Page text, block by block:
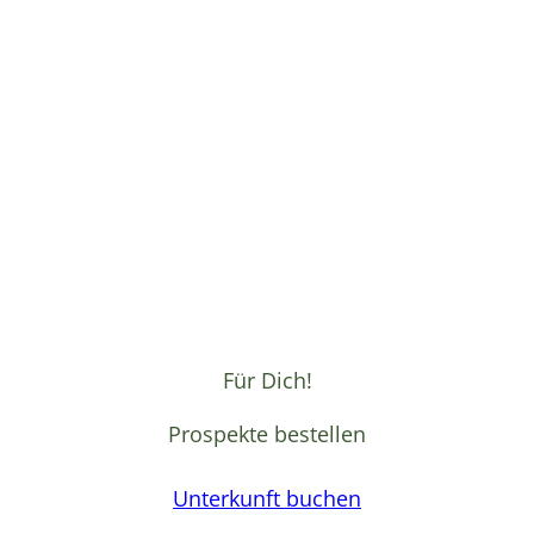
Für Dich!
Prospekte bestellen
Unterkunft buchen